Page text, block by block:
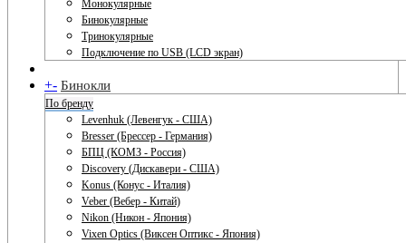
Монокулярные
Бинокулярные
Тринокулярные
Подключение по USB (LCD экран)
+- Бинокли
По бренду
Levenhuk (Левенгук - США)
Bresser (Брессер - Германия)
БПЦ (КОМЗ - Россия)
Discovery (Дискавери - США)
Konus (Конус - Италия)
Veber (Вебер - Китай)
Nikon (Никон - Япония)
Vixen Optics (Виксен Оптикс - Япония)